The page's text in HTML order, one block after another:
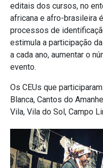
editais dos cursos, no
africana e afro-brasileira
processos de
estimula a participação
a cada ano, aumentar o
evento.
Os CEUs que
Blanca, Cantos do
Vila, Vila do Sol, Campo